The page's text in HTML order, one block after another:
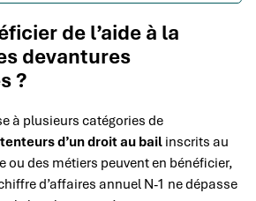
de l’aide à la
devantures
?
à plusieurs catégories de
d’un droit au bail inscrits au
ou des métiers peuvent en bénéficier,
d’affaires annuel N-1 ne dépasse